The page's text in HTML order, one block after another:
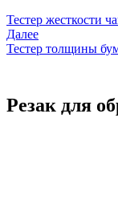
Тестер жесткости
Далее
Тестер толщины
Резак для